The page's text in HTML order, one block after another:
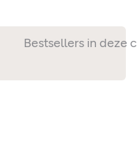
Bestsellers in deze